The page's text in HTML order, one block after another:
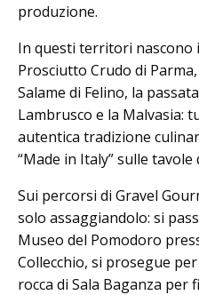
produzione.
In questi territori nascono
Prosciutto Crudo di
Salame di Felino, la
Lambrusco e la Malvasia:
autentica tradizione
“Made in Italy” sulle
Sui percorsi di Gravel
solo assaggiandolo: si
Museo del Pomodoro
Collecchio, si prosegue
rocca di Sala Baganza per